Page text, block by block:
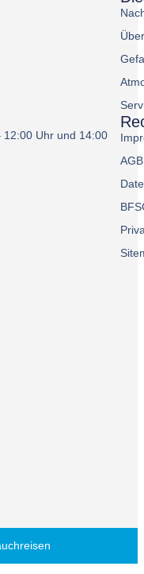
Uhr und 14:00
AGB